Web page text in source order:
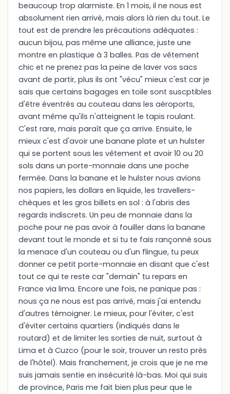
beaucoup trop alarmiste. En 1 mois, il ne nous est
absolument rien arrivé, mais alors là rien du tout. Le
tout est de prendre les précautions adéquates :
aucun bijou, pas même une alliance, juste une
montre en plastique à 3 balles. Pas de vêtement
chic et ne prenez pas la peine de laver vos sacs
avant de partir, plus ils ont "vécu" mieux c'est car je
sais que certains bagages en toile sont suscptibles
d'être éventrés au couteau dans les aéroports,
avant même qu'ils n'atteignent le tapis roulant.
C'est rare, mais paraît que ça arrive. Ensuite, le
mieux c'est d'avoir une banane plate et un hulster
qui se portent sous les vêtement et avoir 10 ou 20
sols dans un porte-monnaie dans une poche
fermée. Dans la banane et le hulster nous avions
nos papiers, les dollars en liquide, les travellers-
chèques et les gros billets en sol : à l'abris des
regards indiscrets. Un peu de monnaie dans la
poche pour ne pas avoir à fouiller dans la banane
devant tout le monde et si tu te fais rançonné sous
la menace d'un couteau ou d'un flingue, tu peux
donner ce petit porte-monnaie en disant que c'est
tout ce qui te reste car "demain" tu repars en
France via lima. Encore une fois, ne panique pas :
nous ça ne nous est pas arrivé, mais j'ai entendu
d'autres témoigner. Le mieux, pour l'éviter, c'est
d'éviter certains quartiers (indiqués dans le
routard) et de limiter les sorties de nuit, surtout à
Lima et à Cuzco (pour le soir, trouver un resto près
de l'hôtel). Mais franchement, je crois que je ne me
suis jamais sentie en insécurité là-bas. Moi qui suis
de province, Paris me fait bien plus peur que le